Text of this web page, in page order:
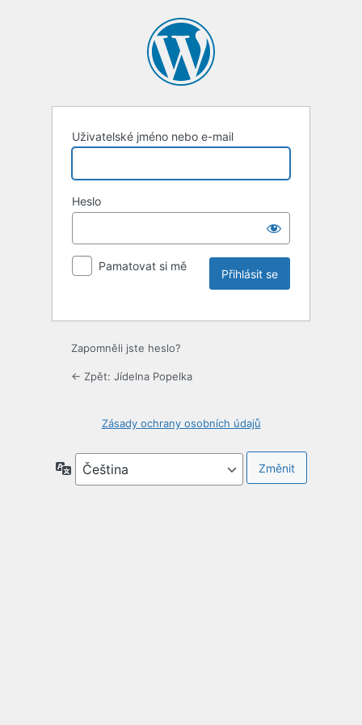
Uživatelské jméno nebo e-mail
Heslo
Pamatovat si mě
Zapomněli jste heslo?
← Zpět: Jídelna Popelka
Zásady ochrany osobních údajů
Jazyky